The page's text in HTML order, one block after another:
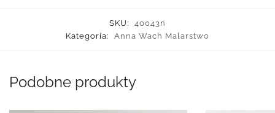
SKU:
40043n
Kategoria:
Anna Wach Malarstwo
Podobne produkty